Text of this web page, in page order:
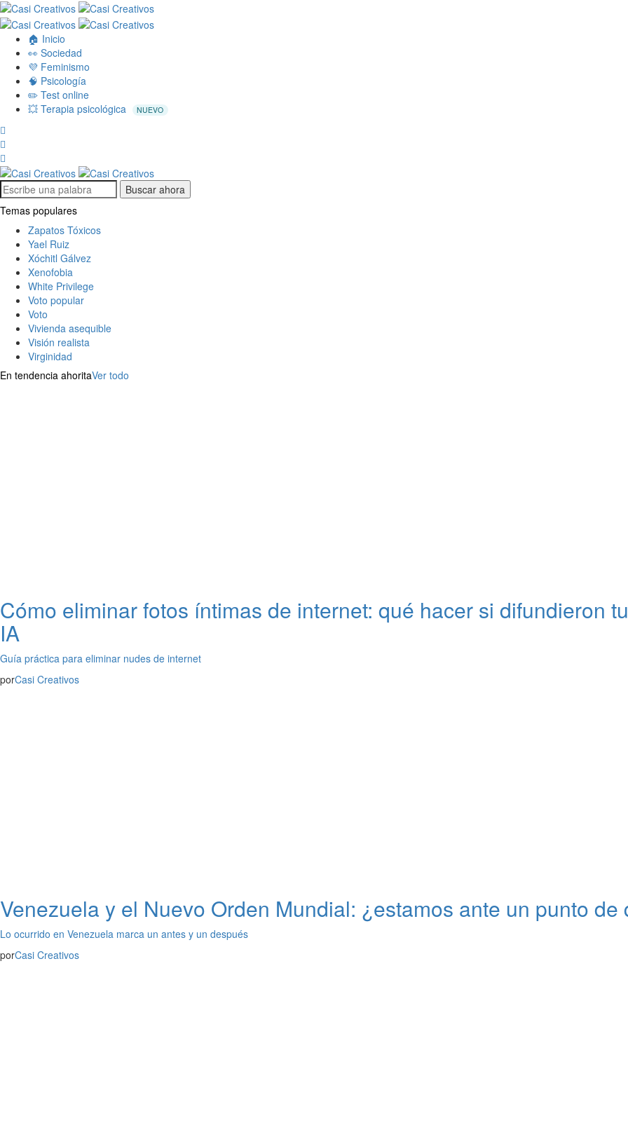
🏠 Inicio
👀 Sociedad
💜 Feminismo
🧠 Psicología
✏️ Test online
💥 Terapia psicológica
NUEVO
Buscar ahora
Temas populares
Zapatos Tóxicos
Yael Ruiz
Xóchitl Gálvez
Xenofobia
White Privilege
Voto popular
Voto
Vivienda asequible
Visión realista
Virginidad
En tendencia ahoritaVer todo
Cómo eliminar fotos íntimas de internet: qué hacer si difundieron
IA
Guía práctica para eliminar nudes de internet
porCasi Creativos
Venezuela y el Nuevo Orden Mundial: ¿estamos ante un punto
Lo ocurrido en Venezuela marca un antes y un después
porCasi Creativos